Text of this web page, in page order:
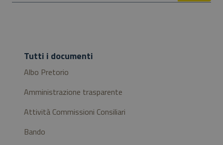
Tutti i documenti
Albo Pretorio
Amministrazione trasparente
Attività Commissioni Consiliari
Bando